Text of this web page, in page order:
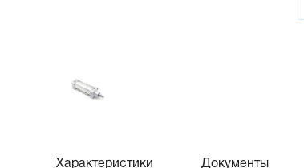
Характеристики Документы